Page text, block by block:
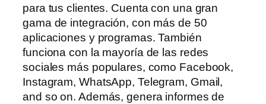
para tus clientes. Cuenta con una gran
gama de integración, con más de 50
aplicaciones y programas. También
funciona con la mayoría de las redes
sociales más populares, como Facebook,
Instagram, WhatsApp, Telegram, Gmail,
and so on. Además, genera informes de